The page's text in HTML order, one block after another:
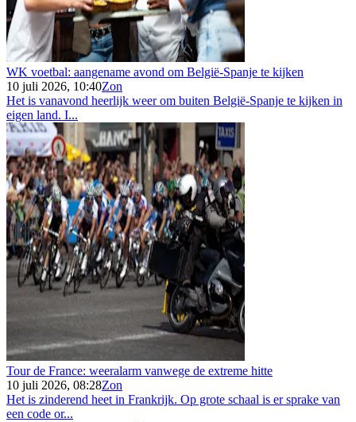
WK voetbal: aangename avond om België-Spanje te kijken
10 juli 2026, 10:40Zon
Het is vanavond heerlijk weer om buiten België-Spanje te kijken in
eigen land. I...
Tour de France: weeralarm vanwege de extreme hitte
10 juli 2026, 08:28Zon
Het is zinderend heet in Frankrijk. Op grote schaal is er sprake van
een code or...